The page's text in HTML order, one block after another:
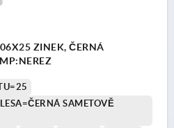
ZINEK, ČERNÁ
SAMETOVĚ